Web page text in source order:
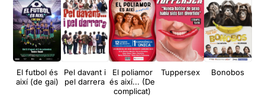
El futbol és
així (de gai)
Pel davant i
pel darrera
El poliamor
és així... (De
complicat)
Tuppersex Bonobos